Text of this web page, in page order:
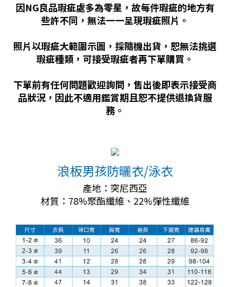
因NG良品瑕疵處多為零星，故每件瑕疵的地方有
些許不同，無法一一呈現瑕疵照片。
照片以瑕疵大範圍示圖，採隨機出貨，恕無法挑選
瑕疵種類，可接受瑕疵者再下單購買。
下單前有任何問題歡迎詢問，售出後即表示接受商
品狀況，因此不適用鑑賞期且恕不提供退換貨服
務。
浪板男孩防曬衣/泳衣
產地：突尼西亞
材質：78%聚酯纖維、22%彈性纖維